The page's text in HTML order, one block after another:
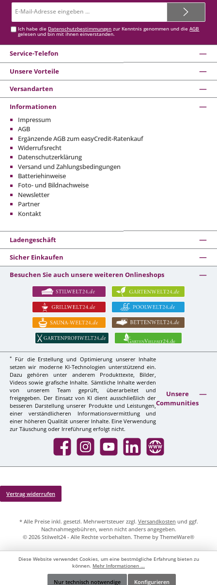
Mail-
Ich habe die Datenschutzbestimmungen zur Kenntnis genommen und dieAGB
gelesen und bin mit ihnen einverstanden.
Service-Telefon
Unsere Vorteile
Versandarten
Informationen
Impressum
AGB
Ergänzende AGB zum easyCredit-Ratenkauf
Widerrufsrecht
Datenschutzerklärung
Versand und Zahlungsbedingungen
Batteriehinweise
Foto- und Bildnachweise
Newsletter
Partner
Kontakt
Ladengeschäft
Sicher Einkaufen
Besuchen Sie auch unsere weiteren Onlineshops
*
Für die Erstellung und Optimierung unserer Inhalte
setzen wir moderne KI-Technologien unterstützend ein.
Dazu gehören unter anderem Produkttexte, Bilder,
Videos sowie grafische Inhalte. Sämtliche Inhalte werden
von unserem Team geprüft, überarbeitet und
freigegeben. Der Einsatz von KI dient ausschließlich der
besseren Darstellung unserer Produkte und Leistungen,
einer verständlicheren Informationsvermittlung und
einer höheren Qualität unserer Inhalte. Eine Verwendung
zur Täuschung oder Irreführung erfolgt nicht.
Unsere
Communities
Facebook InstagramYouTube LinkedIn Website
Vertrag widerrufen
* Alle Preise inkl. gesetzl. Mehrwertsteuer zzgl. Versandkosten und ggf.
Nachnahmegebühren, wenn nicht anders angegeben.
© 2026 Stilwelt24 - Alle Rechte vorbehalten. Theme by ThemeWare®
Diese Website verwendet Cookies, um eine bestmögliche Erfahrung bieten zu
können. Mehr Informationen ...
Nur technisch notwendige Konfigurieren